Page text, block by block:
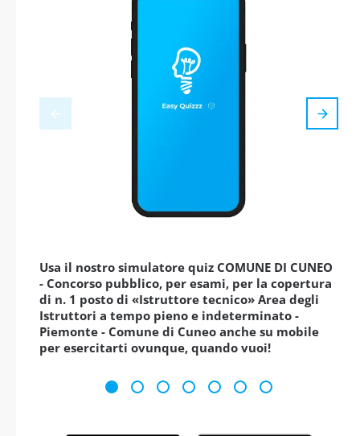
Usa il nostro simulatore quiz COMUNE DI CUNEO
- Concorso pubblico, per esami, per la copertura
di n. 1 posto di «Istruttore tecnico» Area degli
Istruttori a tempo pieno e indeterminato -
Piemonte - Comune di Cuneo anche su mobile
per esercitarti ovunque, quando vuoi!